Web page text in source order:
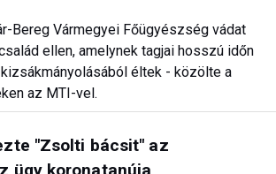
Bereg Vármegyei Főügyészség vádat
ellen, amelynek tagjai hosszú időn
éltek - közölte a
az MTI-vel.
"Zsolti bácsit" az